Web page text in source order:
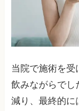
当院で施術を受
飲みながらでし
減り、最終的に